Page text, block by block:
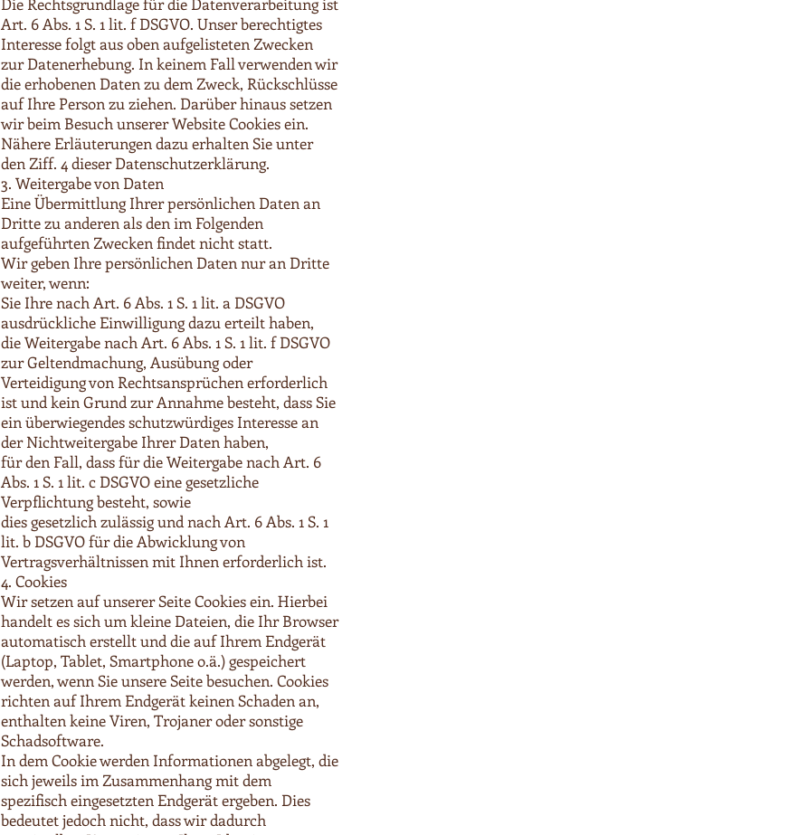
Art. 6 Abs. 1 S. 1 lit. f DSGVO. Unser berechtigtes
Interesse folgt aus oben aufgelisteten Zwecken
zur Datenerhebung. In keinem Fall verwenden wir
die erhobenen Daten zu dem Zweck, Rückschlüsse
auf Ihre Person zu ziehen. Darüber hinaus setzen
wir beim Besuch unserer Website Cookies ein.
Nähere Erläuterungen dazu erhalten Sie unter
den Ziff. 4 dieser Datenschutzerklärung.
3. Weitergabe von Daten
Eine Übermittlung Ihrer persönlichen Daten an
Dritte zu anderen als den im Folgenden
aufgeführten Zwecken findet nicht statt.
Wir geben Ihre persönlichen Daten nur an Dritte
weiter, wenn:
Sie Ihre nach Art. 6 Abs. 1 S. 1 lit. a DSGVO
ausdrückliche Einwilligung dazu erteilt haben,
die Weitergabe nach Art. 6 Abs. 1 S. 1 lit. f DSGVO
zur Geltendmachung, Ausübung oder
Verteidigung von Rechtsansprüchen erforderlich
ist und kein Grund zur Annahme besteht, dass Sie
ein überwiegendes schutzwürdiges Interesse an
der Nichtweitergabe Ihrer Daten haben,
für den Fall, dass für die Weitergabe nach Art. 6
Abs. 1 S. 1 lit. c DSGVO eine gesetzliche
Verpflichtung besteht, sowie
dies gesetzlich zulässig und nach Art. 6 Abs. 1 S. 1
lit. b DSGVO für die Abwicklung von
Vertragsverhältnissen mit Ihnen erforderlich ist.
4. Cookies
Wir setzen auf unserer Seite Cookies ein. Hierbei
handelt es sich um kleine Dateien, die Ihr Browser
automatisch erstellt und die auf Ihrem Endgerät
(Laptop, Tablet, Smartphone o.ä.) gespeichert
werden, wenn Sie unsere Seite besuchen. Cookies
richten auf Ihrem Endgerät keinen Schaden an,
enthalten keine Viren, Trojaner oder sonstige
Schadsoftware.
In dem Cookie werden Informationen abgelegt, die
sich jeweils im Zusammenhang mit dem
spezifisch eingesetzten Endgerät ergeben. Dies
bedeutet jedoch nicht, dass wir dadurch